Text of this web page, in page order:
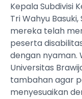
Kepala Subdivisi
Tri Wahyu
mereka telah
peserta
dengan nyaman.
Universitas
tambahan agar
menyesuaikan